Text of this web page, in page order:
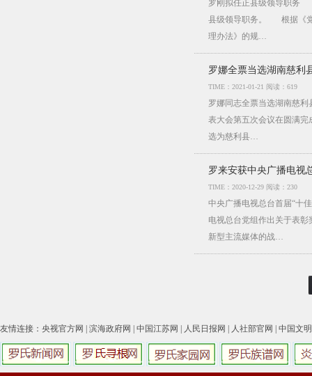
罗刚拟任正县级领导职务
县级领导职务。 根据《党
理办法》的规…
罗娜全票当选湖南慈利
TIME：2021-01-21 阅读：619
罗娜同志全票当选湖南慈
表大会第五次会议在圆满
选为慈利县…
罗来安获中央广播电视
TIME：2020-12-29 阅读：230
中央广播电视总台首届“十
电视总台党组作出关于表
新型主流媒体的战…
友情连接： 央视官方网 滨海政府网 中国江苏网 人民日报网 人社部官网 中国文